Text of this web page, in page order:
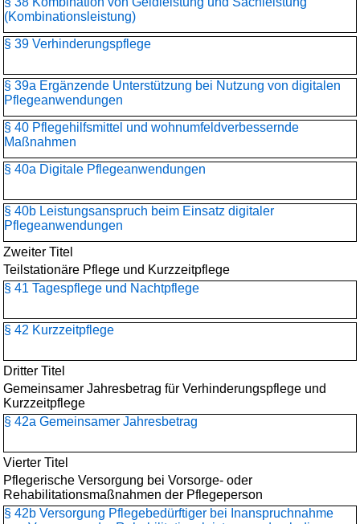
(Kombinationsleistung)
§ 39 Verhinderungspflege
§ 39a Ergänzende Unterstützung bei Nutzung von digitalen
Pflegeanwendungen
§ 40 Pflegehilfsmittel und wohnumfeldverbessernde
Maßnahmen
§ 40a Digitale Pflegeanwendungen
§ 40b Leistungsanspruch beim Einsatz digitaler
Pflegeanwendungen
Zweiter Titel
Teilstationäre Pflege und Kurzzeitpflege
§ 41 Tagespflege und Nachtpflege
§ 42 Kurzzeitpflege
Dritter Titel
Gemeinsamer Jahresbetrag für Verhinderungspflege und
Kurzzeitpflege
§ 42a Gemeinsamer Jahresbetrag
Vierter Titel
Pflegerische Versorgung bei Vorsorge- oder
Rehabilitationsmaßnahmen der Pflegeperson
§ 42b Versorgung Pflegebedürftiger bei Inanspruchnahme